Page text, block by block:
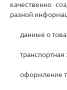
качественно
разной
данные о
транспортная
оформление